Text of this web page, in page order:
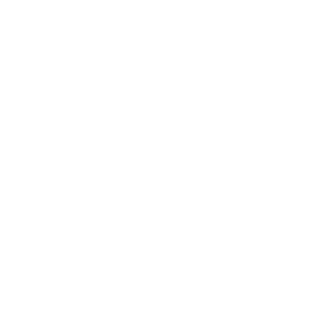
Datum in US-Dollar angeben.
dass die Finanzinformationen
(IFRS) vorgelegt hat.
30. Juni 2020 gingen im
der Einnahmen aus
von anderen
Einfluss auf die Einnahmen
im Vergleich zu dem am 30.
und höherer damit verbundener
insbesondere Kostensteigerungen
und Entwicklungskosten